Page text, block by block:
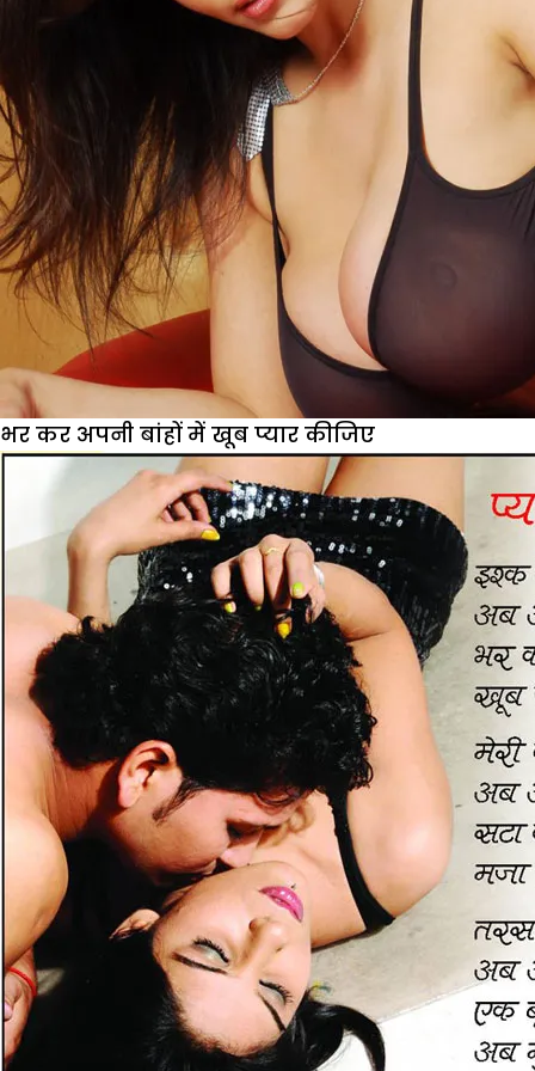
भर कर अपनी बांहों में खूब प्यार कीजिए